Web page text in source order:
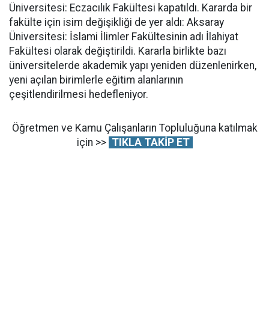
Üniversitesi: Eczacılık Fakültesi kapatıldı. Kararda bir
fakülte için isim değişikliği de yer aldı: Aksaray
Üniversitesi: İslami İlimler Fakültesinin adı İlahiyat
Fakültesi olarak değiştirildi. Kararla birlikte bazı
üniversitelerde akademik yapı yeniden düzenlenirken,
yeni açılan birimlerle eğitim alanlarının
çeşitlendirilmesi hedefleniyor.
Öğretmen ve Kamu Çalışanların Topluluğuna katılmak
için >> TIKLA TAKİP ET